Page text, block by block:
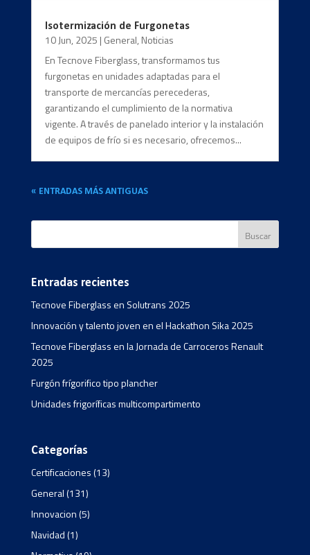
Isotermización de Furgonetas
10 Jun, 2025 | General, Noticias
En Tecnove Fiberglass, transformamos tus
furgonetas en unidades adaptadas para el
transporte de mercancías perecederas,
garantizando el cumplimiento de la normativa
vigente. A través de panelado interior y la instalación
de equipos de frío si es necesario, ofrecemos...
« ENTRADAS MÁS ANTIGUAS
Entradas recientes
Tecnove Fiberglass en Solutrans 2025
Innovación y talento joven en el Hackathon Sika 2025
Tecnove Fiberglass en la Jornada de Carroceros Renault
2025
Furgón frígorifico tipo plancher
Unidades frigoríficas multicompartimento
Categorías
Certificaciones(13)
General(131)
Innovacion(5)
Navidad(1)